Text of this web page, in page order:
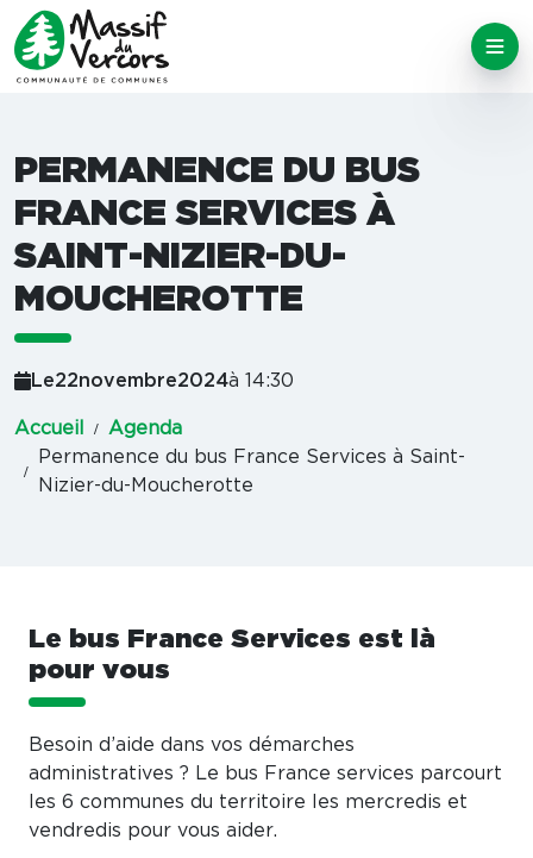
PERMANENCE DU BUS
FRANCE SERVICES À
SAINT-NIZIER-DU-
MOUCHEROTTE
Le22novembre2024à 14:30
Accueil
Agenda
Permanence du bus France Services à Saint-
Nizier-du-Moucherotte
Le bus France Services est là
pour vous
Besoin d’aide dans vos démarches
administratives ? Le bus France services parcourt
les 6 communes du territoire les mercredis et
vendredis pour vous aider.